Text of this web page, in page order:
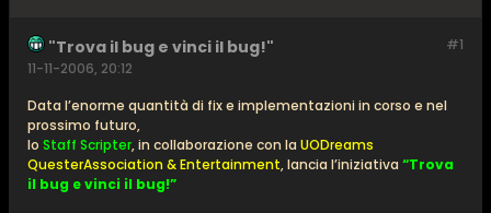
#1
"Trova il bug e vinci il bug!"
11-11-2006, 20:12
Data l’enorme quantità di fix e implementazioni in corso e nel
prossimo futuro,
lo Staff Scripter, in collaborazione con la UODreams
QuesterAssociation & Entertainment, lancia l’iniziativa “Trova
il bug e vinci il bug!”